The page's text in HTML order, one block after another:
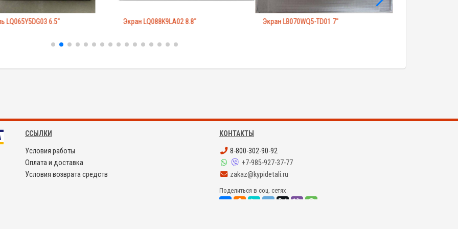
LQ065Y5DG03 6.5" Экран LQ088K9LA02 8.8" Экран LB070WQ5-TD01 7"
ССЫЛКИ
Условия работы
Оплата и доставка
Условия возврата средств
КОНТАКТЫ
8-800-302-90-92
+7-985-927-37-77
zakaz@kypidetali.ru
Поделиться в соц. сетях